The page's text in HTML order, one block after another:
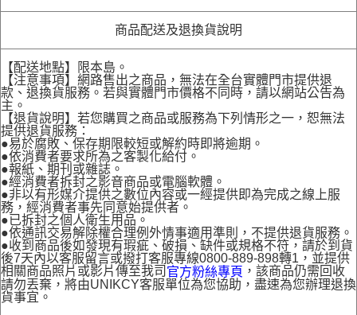
商品配送及退換貨說明
【配送地點】限本島。
【注意事項】網路售出之商品，無法在全台實體門市提供退
款、退換貨服務。若與實體門市價格不同時，請以網站公告為
主。
【退貨說明】若您購買之商品或服務為下列情形之一，恕無法
提供退貨服務：
●易於腐敗、保存期限較短或解約時即將逾期。
●依消費者要求所為之客製化給付。
●報紙、期刊或雜誌。
●經消費者拆封之影音商品或電腦軟體。
●非以有形媒介提供之數位內容或一經提供即為完成之線上服
務，經消費者事先同意始提供者。
●已拆封之個人衛生用品。
●依通訊交易解除權合理例外情事適用準則，不提供退貨服務。
●收到商品後如發現有瑕疵、破損、缺件或規格不符，請於到貨
後7天內以客服留言或撥打客服專線0800-889-898轉1，並提供
相關商品照片或影片傳至我司 官方粉絲專頁 ，該商品仍需回收
請勿丟棄，將由UNIKCY客服單位為您協助，盡速為您辦理退換
貨事宜。